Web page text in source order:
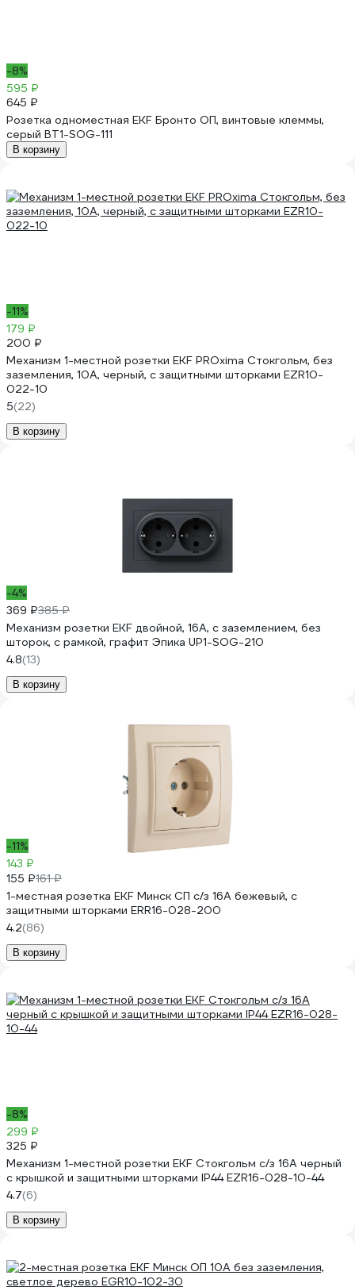
-8%
595 ₽
645 ₽
Розетка одноместная EKF Бронто ОП, винтовые клеммы,
серый BT1-SOG-111
В корзину
-11%
179 ₽
200 ₽
Механизм 1-местной розетки EKF PROxima Стокгольм, без
заземления, 10А, черный, с защитными шторками EZR10-
022-10
5(22)
В корзину
-4%
369 ₽385 ₽
Механизм розетки EKF двойной, 16А, с заземлением, без
шторок, с рамкой, графит Эпика UP1-SOG-210
4.8(13)
В корзину
-11%
143 ₽
155 ₽161 ₽
1-местная розетка EKF Минск СП с/з 16А бежевый, с
защитными шторками ERR16-028-200
4.2(86)
В корзину
-8%
299 ₽
325 ₽
Механизм 1-местной розетки EKF Стокгольм с/з 16А черный
с крышкой и защитными шторками IP44 EZR16-028-10-44
4.7(6)
В корзину